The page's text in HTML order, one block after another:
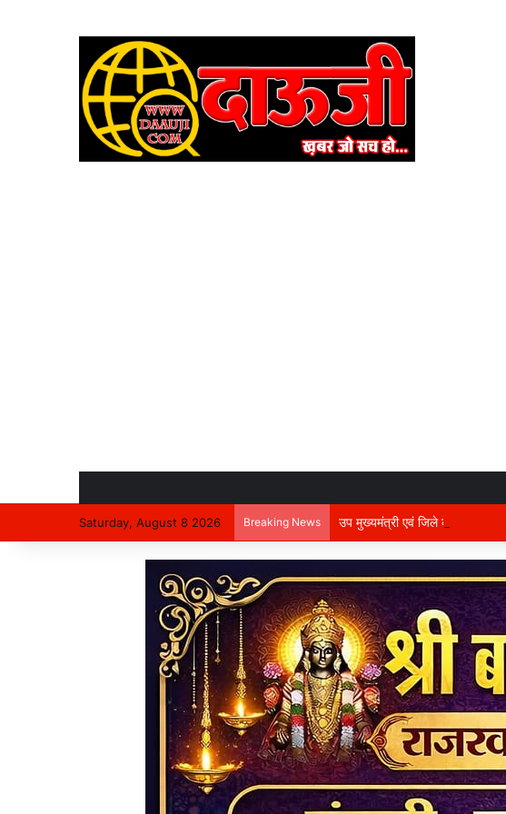
Saturday, August 8 2026 Breaking News उप मुख्यमंत्री एवं जिले के प्रभारी